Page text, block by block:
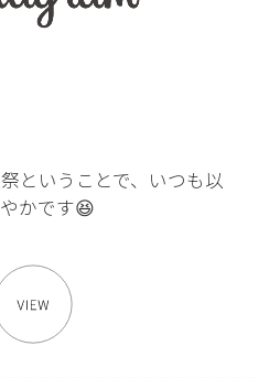
ということで、いつも以
かです😆